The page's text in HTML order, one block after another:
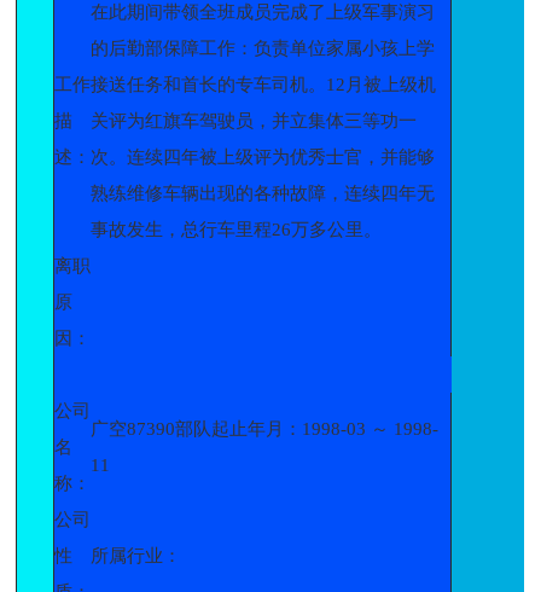
工作
描
述：
在此期间带领全班成员完成了上级军事演习
的后勤部保障工作：负责单位家属小孩上学
接送任务和首长的专车司机。12月被上级机
关评为红旗车驾驶员，并立集体三等功一
次。连续四年被上级评为优秀士官，并能够
熟练维修车辆出现的各种故障，连续四年无
事故发生，总行车里程26万多公里。
离职
原
因：
公司
名
称：
广空87390部队起止年月：1998-03 ～ 1998-
11
公司
性
所属行业：